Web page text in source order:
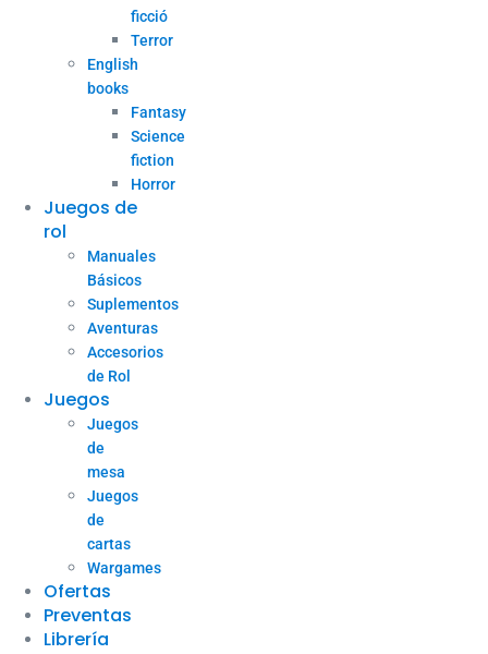
ficció
Terror
English
books
Fantasy
Science
fiction
Horror
Juegos de
rol
Manuales
Básicos
Suplementos
Aventuras
Accesorios
de Rol
Juegos
Juegos
de
mesa
Juegos
de
cartas
Wargames
Ofertas
Preventas
Librería